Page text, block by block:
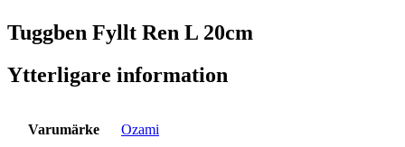
Tuggben Fyllt Ren L 20cm
Ytterligare information
Varumärke Ozami